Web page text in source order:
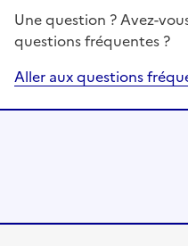
Une question ? Avez-
questions fréquentes ?
Aller aux questions